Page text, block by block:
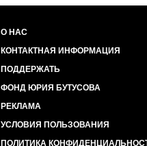
О НАС
КОНТАКТНАЯ ИНФОРМАЦИЯ
ПОДДЕРЖАТЬ
ФОНД ЮРИЯ БУТУСОВА
РЕКЛАМА
УСЛОВИЯ ПОЛЬЗОВАНИЯ
ПОЛИТИКА